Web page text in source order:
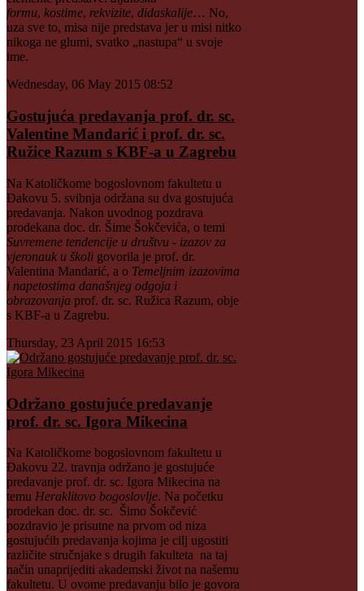
formu, kostime, rekvizite, didaskalije… No,
uza sve to, misa nije predstava jer u misi nitko
nikoga ne glumi, svatko „nastupa“ u svoje
ime.
Wednesday, 06 May 2015 08:52
Gostujuća predavanja prof. dr. sc.
Valentine Mandarić i prof. dr. sc.
Ružice Razum s KBF-a u Zagrebu
Na Katoličkome bogoslovnom fakultetu u
Đakovu 5. svibnja održana su dva gostujuća
predavanja. Nakon uvodnog pozdrava
prodekana doc. dr. Šime Šokčevića, o temi
Suvremene tendencije u društvu - izazov za
vjeronauk u školi govorila je prof. dr.
Valentina Mandarić, a o Temeljnim izazovima
i napetostima današnjeg odgoja i
obrazovanja prof. dr. sc. Ružica Razum, obje
s KBF-a u Zagrebu.
Thursday, 23 April 2015 16:53
Održano gostujuće predavanje
prof. dr. sc. Igora Mikecina
Na Katoličkome bogoslovnom fakultetu u
Đakovu 22. travnja održano je gostujuće
predavanje prof. dr. sc. Igora Mikecina na
temu Heraklitovo bogoslovlje. Na početku
prodekan doc. dr. sc. Šimo Šokčević
pozdravio je prisutne na prvom od niza
gostujućih predavanja kojima je cilj ugostiti
različite stručnjake s drugih fakulteta na taj
način unaprijediti akademski život na našemu
fakultetu. U ovome predavanju bilo je govora